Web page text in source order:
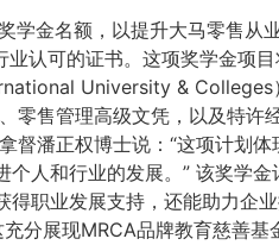
学金名额，以提升大马零售从
认可的证书。这项奖学金项
University & Colleges
零售管理高级文凭，以及特许
潘正权博士说：“这项计划
人和行业的发展。” 该奖学
职业发展支持，还能助力企
分展现MRCA品牌教育慈善基